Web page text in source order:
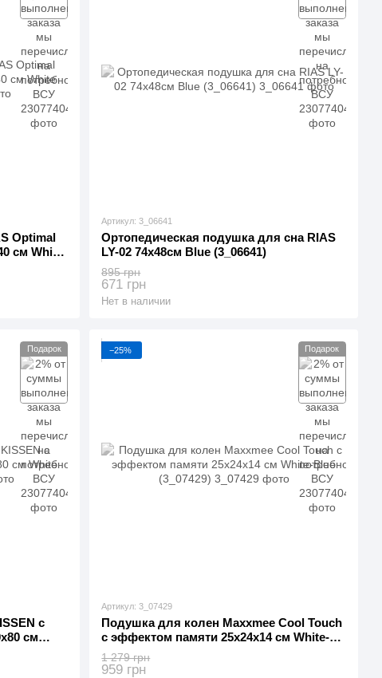
Optimal
см White
Артикул: 3_06641
Ортопедическая подушка для сна RIAS
LY-02 74x48см Blue (3_06641)
895 грн
671 грн
Нет в наличии
Подарок
с
см
Подарок
−25%
Артикул: 3_07429
Подушка для колен Maxxmee Cool Touch
с эффектом памяти 25x24x14 см White-
Blue (3_07429)
1 279 грн
959 грн